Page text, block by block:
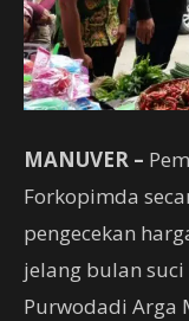
MANUVER –
Forkopimda
pengecekan
jelang bulan
Purwodadi Arga